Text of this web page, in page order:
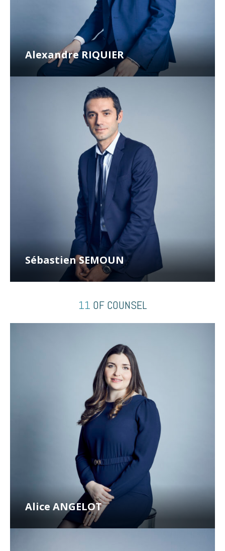
Alexandre RIQUIER
Sébastien SEMOUN
11 OF COUNSEL
Alice ANGELOT